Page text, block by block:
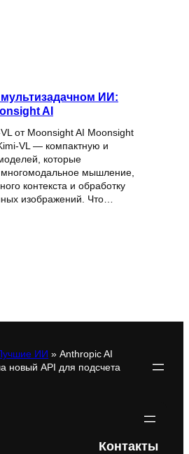
ИИ:
AI
от Moonsight AI Moonsight
VL — компактную и
которые
мышление,
контекста и обработку
изображений. Что…
ИИ » Anthropic AI
новый API для подсчета
Контакты